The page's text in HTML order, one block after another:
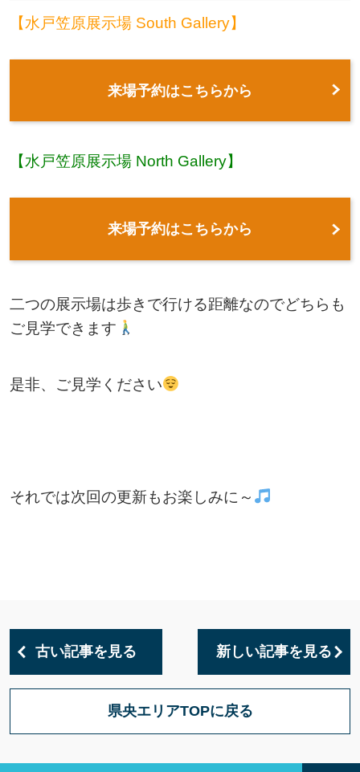
【水戸笠原展示場 South Gallery】
来場予約はこちらから
【水戸笠原展示場 North Gallery】
来場予約はこちらから
二つの展示場は歩きで行ける距離なのでどちらも
ご見学できます
是非、ご見学ください
それでは次回の更新もお楽しみに～
古い記事を見る 新しい記事を見る
県央エリアTOPに戻る